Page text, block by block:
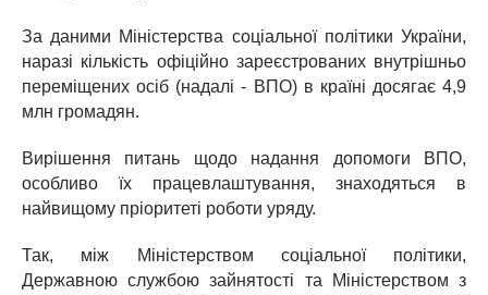
За даними Міністерства соціальної політики України,
наразі кількість офіційно зареєстрованих внутрішньо
переміщених осіб (надалі - ВПО) в країні досягає 4,9
млн громадян.
Вирішення питань щодо надання допомоги ВПО,
особливо їх працевлаштування, знаходяться в
найвищому пріоритеті роботи уряду.
Так, між Міністерством соціальної політики,
Державною службою зайнятості та Міністерством з